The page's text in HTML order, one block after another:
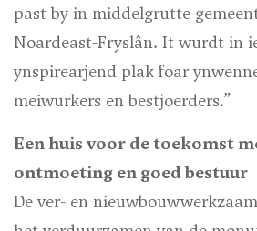
past by in middelgrutte
Noardeast-Fryslân. It wurdt in
ynspirearjend plak foar
meiwurkers en bestjoerders.”
Een huis voor de toekomst
ontmoeting en goed bestuur
De ver- en